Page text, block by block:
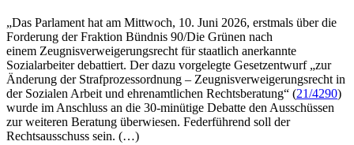
„Das Parlament hat am Mittwoch, 10. Juni 2026, erstmals über die
Forderung der Fraktion Bündnis 90/Die Grünen nach
einem Zeugnisverweigerungsrecht für staatlich anerkannte
Sozialarbeiter debattiert. Der dazu vorgelegte Gesetzentwurf „zur
Änderung der Strafprozessordnung – Zeugnisverweigerungsrecht in
der Sozialen Arbeit und ehrenamtlichen Rechtsberatung“ (21/4290)
wurde im Anschluss an die 30-minütige Debatte den Ausschüssen
zur weiteren Beratung überwiesen. Federführend soll der
Rechtsausschuss sein. (…)